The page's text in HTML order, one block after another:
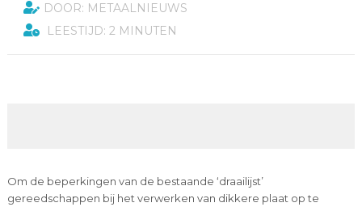
DOOR: METAALNIEUWS
LEESTIJD: 2 MINUTEN
Om de beperkingen van de bestaande ‘draailijst’
gereedschappen bij het verwerken van dikkere plaat op te